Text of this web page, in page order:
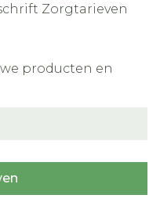
Zorgtarieven
producten en